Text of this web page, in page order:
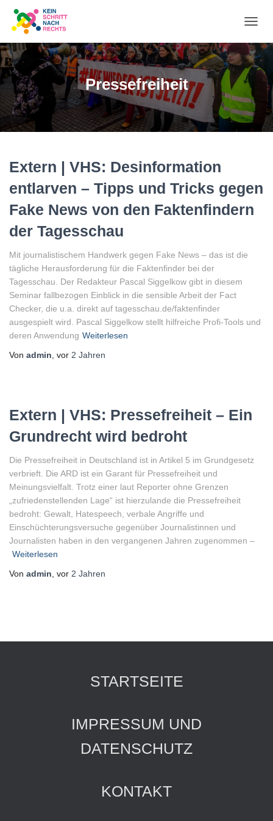
Pressefreiheit
Extern | VHS: Desinformation
entlarven – Tipps und Tricks gegen
Fake News von den Faktenfindern
der Tagesschau
Mit journalistischem Handwerk gegen Fake News – das ist die
tägliche Herausforderung für die Faktenfinder bei der
Tagesschau. Der Redakteur Pascal Siggelkow gibt in diesem
Seminar fallbezogen Einblick in die sensible Arbeit der Fact
Checker, die u.a. direkt auf tagesschau.de/faktenfinder
ausgespielt wird. Pascal Siggelkow stellt hilfreiche Profi-Tools und
deren Anwendung Weiterlesen
Von admin , vor 2 Jahren
Extern | VHS: Pressefreiheit – Ein
Grundrecht wird bedroht
Die Pressefreiheit in Deutschland ist in Artikel 5 im Grundgesetz
verbrieft. Die ARD ist ein Garant für Pressefreiheit und
Meinungsvielfalt. Trotz einer laut Reporter ohne Grenzen
„zufriedenstellenden Lage“ ist hierzulande die Pressefreiheit
bedroht: Gewalt, Hatespeech, verbale Angriffe und
Einschüchterungsversuche gegenüber Journalistinnen und
Journalisten haben in den vergangenen Jahren zugenommen –
Weiterlesen
Von admin , vor 2 Jahren
STARTSEITE
IMPRESSUM UND
DATENSCHUTZ
KONTAKT